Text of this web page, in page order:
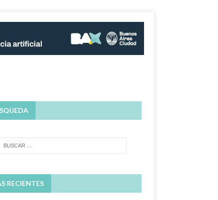
RECIENTES